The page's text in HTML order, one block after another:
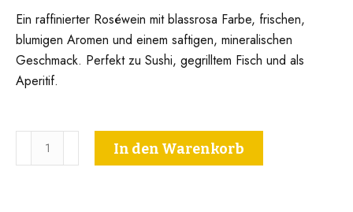
Ein raffinierter Roséwein mit blassrosa Farbe, frischen,
blumigen Aromen und einem saftigen, mineralischen
Geschmack. Perfekt zu Sushi, gegrilltem Fisch und als
Aperitif.
Auròra
IGT
In den Warenkorb